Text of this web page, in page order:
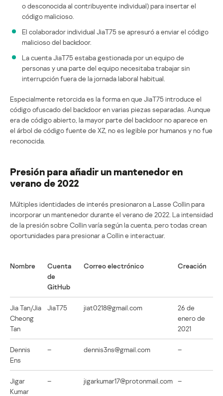
o desconocida al contribuyente individual) para insertar el
código malicioso.
El colaborador individual JiaT75 se apresuró a enviar el código
malicioso del backdoor.
La cuenta JiaT75 estaba gestionada por un equipo de
personas y una parte del equipo necesitaba trabajar sin
interrupción fuera de la jornada laboral habitual.
Especialmente retorcida es la forma en que JiaT75 introduce el
código ofuscado del backdoor en varias piezas separadas. Aunque
era de código abierto, la mayor parte del backdoor no aparece en
el árbol de código fuente de XZ, no es legible por humanos y no fue
reconocida.
Presión para añadir un mantenedor en
verano de 2022
Múltiples identidades de interés presionaron a Lasse Collin para
incorporar un mantenedor durante el verano de 2022. La intensidad
de la presión sobre Collin varía según la cuenta, pero todas crean
oportunidades para presionar a Collin e interactuar.
Nombre
Cuenta
de
GitHub
Correo electrónico Creación
Jia Tan/Jia
Cheong
Tan
JiaT75 jiat0218@gmail.com
26 de
enero de
2021
Dennis
Ens
– dennis3ns@gmail.com –
Jigar
Kumar
– jigarkumar17@protonmail.com –